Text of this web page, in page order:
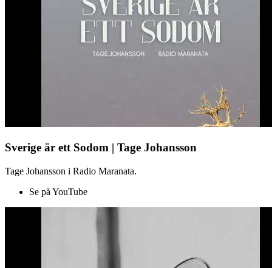
Sverige är ett Sodom | Tage Johansson
Tage Johansson i Radio Maranata.
Se på YouTube